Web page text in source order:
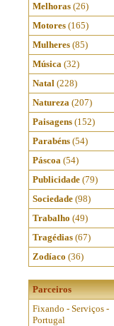
Melhoras (26)
Motores (165)
Mulheres (85)
Música (32)
Natal (228)
Natureza (207)
Paisagens (152)
Parabéns (54)
Páscoa (54)
Publicidade (79)
Sociedade (98)
Trabalho (49)
Tragédias (67)
Zodíaco (36)
Parceiros
Fixando - Serviços -
Portugal